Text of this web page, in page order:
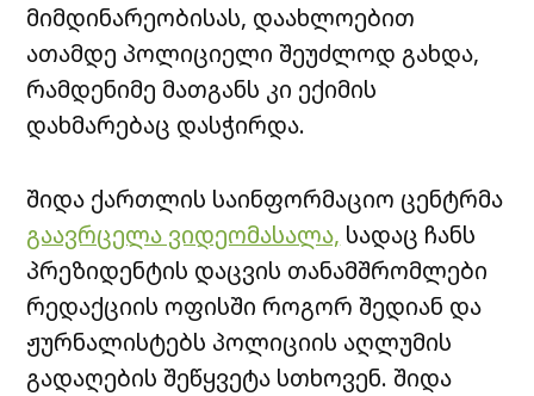
მიმდინარეობისას, დაახლოებით
ათამდე პოლიციელი შეუძლოდ გახდა,
რამდენიმე მათგანს კი ექიმის
დახმარებაც დასჭირდა.
შიდა ქართლის საინფორმაციო ცენტრმა
გაავრცელა ვიდეომასალა, სადაც ჩანს
პრეზიდენტის დაცვის თანამშრომლები
რედაქციის ოფისში როგორ შედიან და
ჟურნალისტებს პოლიციის აღლუმის
გადაღების შეწყვეტა სთხოვენ. შიდა